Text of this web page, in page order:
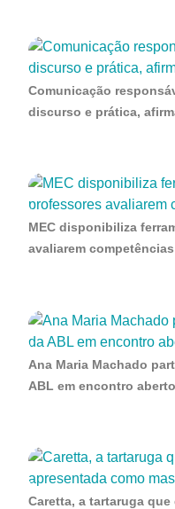
Comunicação
discurso e prática,
MEC disponibiliza
avaliarem
Ana Maria Machado
ABL em encontro
Caretta, a tartaruga